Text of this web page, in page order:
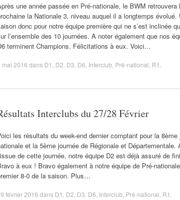
une année passée en Pré-nationale, le BWM retrouvera
la Nationale 3, niveau auquel il a longtemps évolué.
donc pour notre équipe première qui ne s’est inclinée
l’ensemble des 10 journées. A noter également que nos
terminent Champions. Félicitations à eux. Voici…
mai 2016 dans D1 D2 D3 D6 Interclub Pré-national R1
Interclubs du 27/28 Février
les résultats du week-end dernier comptant pour la 8ème
et la 5ème journée de Régionale et Départementale.
de cette journée, notre équipe D2 est déjà assuré de
à eux ! Bravo également à notre équipe de Pré-
8-0 de la saison. Plus…
février 2016 dans D1 D2 D3 D6 Interclub Pré-national R1